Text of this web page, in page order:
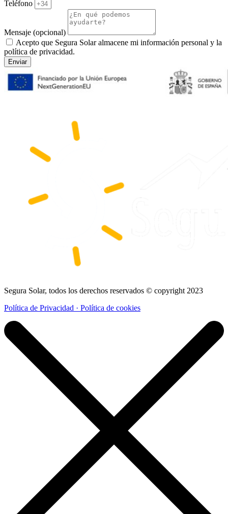
Teléfono
Mensaje (opcional)
Acepto que Segura Solar almacene mi información personal y la
política de privacidad.
Enviar
Segura Solar, todos los derechos reservados © copyright 2023
Política de Privacidad · Política de cookies